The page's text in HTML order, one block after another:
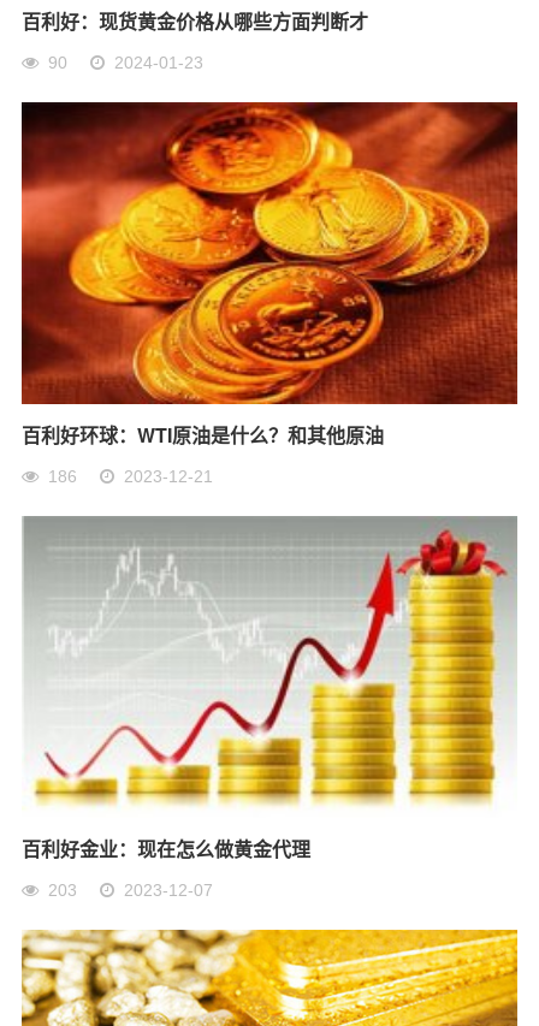
百利好：现货黄金价格从哪些方面判断才
90 2024-01-23
百利好环球：WTI原油是什么？和其他原油
186 2023-12-21
百利好金业：现在怎么做黄金代理
203 2023-12-07